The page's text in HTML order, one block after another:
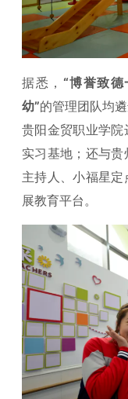
据悉， “博誉致
幼”的管理团队均
贵阳金贸职业学
实习基地；还与
主持人、小福星
展教育平台。